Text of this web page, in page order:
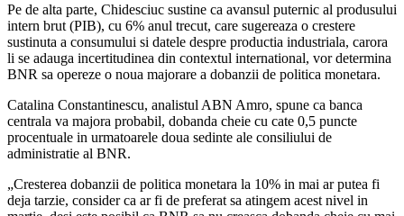
Pe de alta parte, Chidesciuc sustine ca avansul puternic al produsului
intern brut (PIB), cu 6% anul trecut, care sugereaza o crestere
sustinuta a consumului si datele despre productia industriala, carora
li se adauga incertitudinea din contextul international, vor determina
BNR sa opereze o noua majorare a dobanzii de politica monetara.
Catalina Constantinescu, analistul ABN Amro, spune ca banca
centrala va majora probabil, dobanda cheie cu cate 0,5 puncte
procentuale in urmatoarele doua sedinte ale consiliului de
administratie al BNR.
„Cresterea dobanzii de politica monetara la 10% in mai ar putea fi
deja tarzie, consider ca ar fi de preferat sa atingem acest nivel in